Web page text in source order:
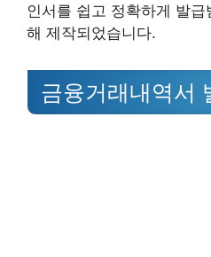
인서를 쉽고 정확하게 발
해 제작되었습니다.
금융거래내역서